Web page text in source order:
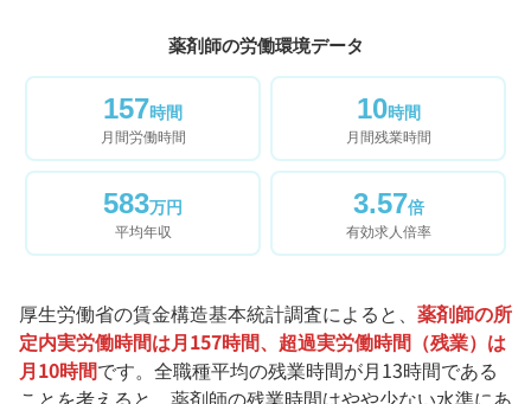
薬剤師の労働環境データ
157時間
月間労働時間
10時間
月間残業時間
583万円
平均年収
3.57倍
有効求人倍率
厚生労働省の賃金構造基本統計調査によると、 薬剤師の所
定内実労働時間は月157時間、超過実労働時間（残業）は
月10時間です。全職種平均の残業時間が月13時間である